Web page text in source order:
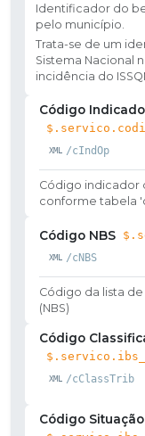
Identificador do
pelo município.
Trata-se de um
Sistema Nacional
incidência do
Código
/cIndOp
Código indicador
conforme tabela
Código NBS
/cNBS
Código da lista
(NBS)
Código
/cClassTrib
Código